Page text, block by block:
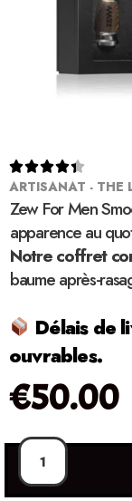

ARTISANAT - THE
Zew For Men
apparence au
Notre coffret
baume après-
Délais de
ouvrables.
€50.00